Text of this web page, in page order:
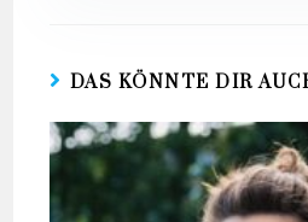
DAS KÖNNTE DIR